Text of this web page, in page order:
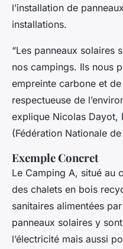
l’installation de
installations.
“Les panneaux solaires
nos campings. Ils nous
empreinte carbone et
respectueuse de
explique Nicolas Dayot,
(Fédération Nationale
Exemple Concret
Le Camping A, situé
des chalets en bois
sanitaires alimentées
panneaux solaires y
l’électricité mais aussi